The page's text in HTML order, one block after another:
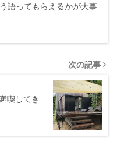
語ってもらえるかが大事
次の記事
喫してき